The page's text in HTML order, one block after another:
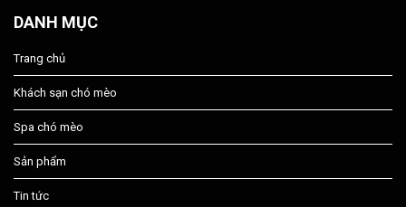
DANH MỤC
Trang chủ
Khách sạn chó mèo
Spa chó mèo
Sản phẩm
Tin tức